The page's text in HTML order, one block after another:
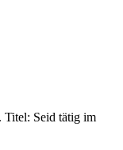
Titel: Seid tätig im